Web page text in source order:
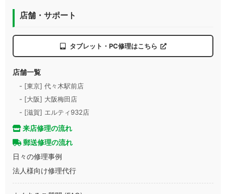
店舗・サポート
タブレット・PC修理はこちら
店舗一覧
- [東京] 代々木駅前店
- [大阪] 大阪梅田店
- [滋賀] エルティ932店
来店修理の流れ
郵送修理の流れ
日々の修理事例
法人様向け修理代行